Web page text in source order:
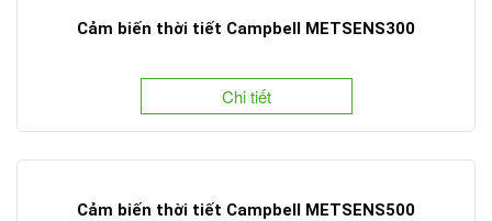
Cảm biến thời tiết Campbell METSENS300
Chi tiết
Cảm biến thời tiết Campbell METSENS500